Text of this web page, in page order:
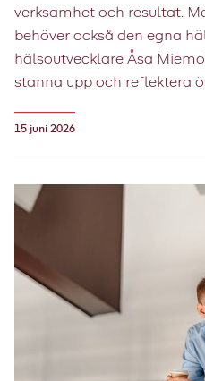
verksamhet och resultat.
behöver också den egna
hälsoutvecklare Åsa
stanna upp och reflektera
15 juni 2026